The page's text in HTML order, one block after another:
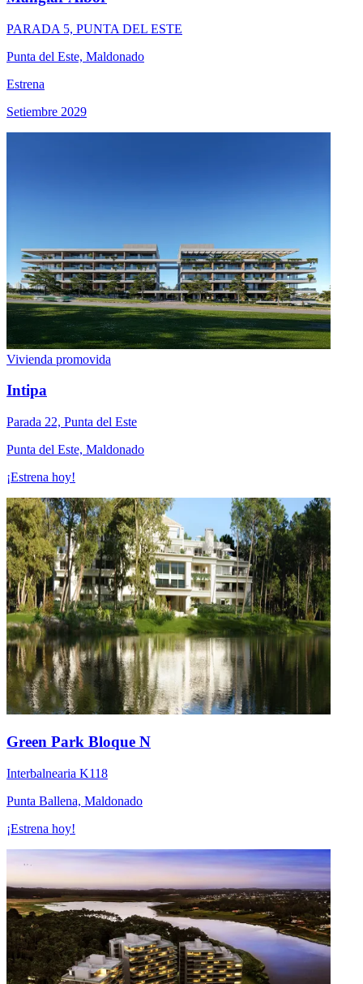
PARADA 5, PUNTA DEL ESTE
Punta del Este, Maldonado
Estrena
Setiembre 2029
Vivienda promovida
Intipa
Parada 22, Punta del Este
Punta del Este, Maldonado
¡Estrena hoy!
Green Park Bloque N
Interbalnearia K118
Punta Ballena, Maldonado
¡Estrena hoy!